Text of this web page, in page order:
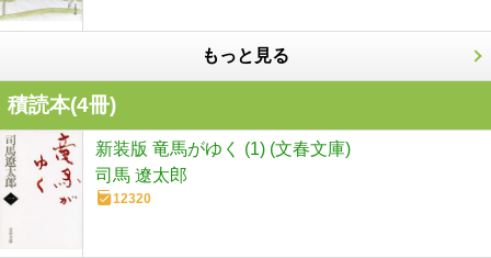
もっと見る
積読本(4冊)
新装版 竜馬がゆく (1) (文春文庫)
司馬 遼太郎
12320